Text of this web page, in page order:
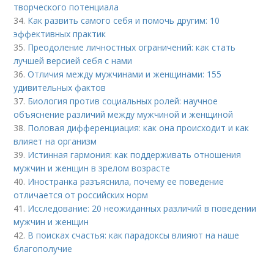
творческого потенциала
34. Как развить самого себя и помочь другим: 10
эффективных практик
35. Преодоление личностных ограничений: как стать
лучшей версией себя с нами
36.Отличия между мужчинами и женщинами: 155
удивительных фактов
37. Биология против социальных ролей: научное
объяснение различий между мужчиной и женщиной
38. Половая дифференциация: как она происходит и как
влияет на организм
39. Истинная гармония: как поддерживать отношения
мужчин и женщин в зрелом возрасте
40. Иностранка разъяснила, почему ее поведение
отличается от российских норм
41. Исследование: 20 неожиданных различий в поведении
мужчин и женщин
42. В поисках счастья: как парадоксы влияют на наше
благополучие